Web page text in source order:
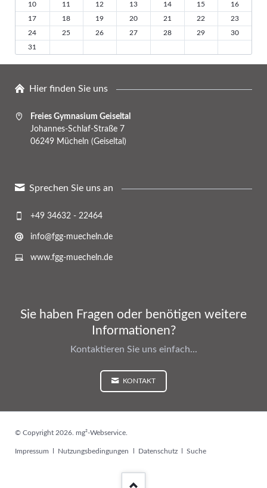
10
11 12 13 14 15
16
17
18 19 20 21 22
23
24
25 26 27 28 29
30
31
Hier finden Sie uns
Freies Gymnasium Geiseltal
Johannes-Schlaf-Straße 7
06249 Mücheln (Geiseltal)
Sprechen Sie uns an
+49 34632 - 22464
info@fgg-muecheln.de
www.fgg-muecheln.de
Sie haben Fragen oder benötigen weitere
Informationen?
Kontaktieren Sie uns einfach...
KONTAKT
© Copyright 2026. mg²-Webservice.
Navigation
Impressum Nutzungsbedingungen Datenschutz Suche